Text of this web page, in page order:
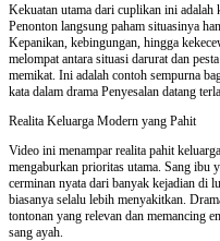
Kekuatan utama dari cuplikan ini adalah
Penonton langsung paham situasinya
Kepanikan, kebingungan, hingga
melompat antara situasi darurat dan
memikat. Ini adalah contoh sempurna
kata dalam drama Penyesalan datang
Realita Keluarga Modern yang Pahit
Video ini menampar realita pahit
mengaburkan prioritas utama. Sang ibu
cerminan nyata dari banyak kejadian di
biasanya selalu lebih menyakitkan.
tontonan yang relevan dan memancing
sang ayah.